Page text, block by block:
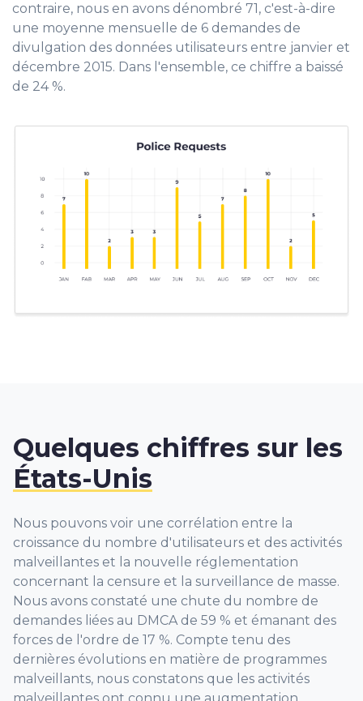
contraire, nous en avons dénombré 71, c'est-à-dire
une moyenne mensuelle de 6 demandes de
divulgation des données utilisateurs entre janvier et
décembre 2015. Dans l'ensemble, ce chiffre a baissé
de 24 %.
Quelques chiffres sur les
États-Unis
Nous pouvons voir une corrélation entre la
croissance du nombre d'utilisateurs et des activités
malveillantes et la nouvelle réglementation
concernant la censure et la surveillance de masse.
Nous avons constaté une chute du nombre de
demandes liées au DMCA de 59 % et émanant des
forces de l'ordre de 17 %. Compte tenu des
dernières évolutions en matière de programmes
malveillants, nous constatons que les activités